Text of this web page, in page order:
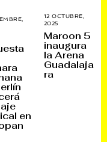
en
12 OCTUBRE,
2025
O
C
T
U
B
Maroon 5
inaugura
la Arena
Guadalaja
ra